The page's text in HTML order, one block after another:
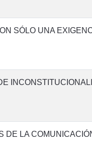
SÓLO UNA
DE LA